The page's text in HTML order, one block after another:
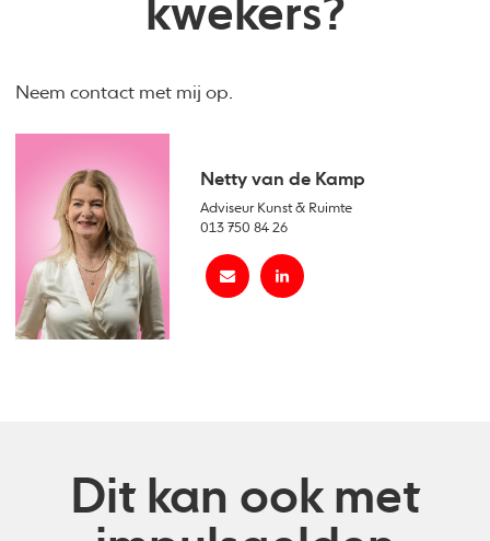
kwekers?
Neem contact met mij op.
Netty van de Kamp
Adviseur Kunst & Ruimte
013 750 84 26
Dit kan ook met